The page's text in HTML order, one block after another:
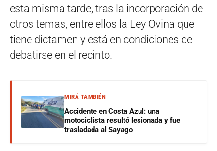
esta misma tarde, tras la incorporación de
otros temas, entre ellos la Ley Ovina que
tiene dictamen y está en condiciones de
debatirse en el recinto.
MIRÁ TAMBIÉN
Accidente en Costa Azul: una
motociclista resultó lesionada y fue
trasladada al Sayago